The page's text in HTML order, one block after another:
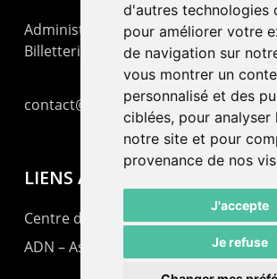
d'autres technologies
pour améliorer votre
de navigation sur
vous montrer un
personnalisé et des
ciblées, pour
notre site et pour
provenance de nos
J'accepte
Je refuse
Administration : +41 32 725 03 03
Billetterie : +41 32 725 05 05
contact@lepommier.ch
LIENS AMIS
Centre de culture ABC
ADN – Association Danse Neuchâtel